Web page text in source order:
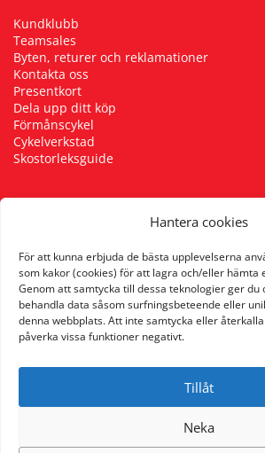
Hantera cookies
För att kunna erbjuda de bästa upplevelserna
som kakor (cookies) för att lagra och/eller hämta
Genom att samtycka till dessa teknologier ger du
behandla data såsom surfningsbeteende eller
denna webbplats. Att inte samtycka eller
påverka vissa funktioner negativt.
Tillåt
Neka
Kundklubb
Teamsales
Byten, returer och reklamationer
Kontakta oss
Presentkort
Dela upp ditt köp
Förmånscykel
Cykelverkstad
Skostorleksguide